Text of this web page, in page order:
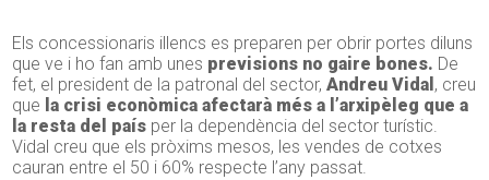
Els concessionaris illencs es preparen per obrir portes diluns
que ve i ho fan amb unes previsions no gaire bones. De
fet, el president de la patronal del sector,Andreu Vidal , creu
que la crisi econòmica afectarà més a l’arxipèleg que a
la resta del país per la dependència del sector turístic.
Vidal creu que els pròxims mesos, les vendes de cotxes
cauran entre el 50 i 60% respecte l’any passat.